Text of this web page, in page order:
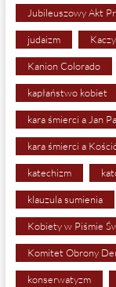
Jubileuszowy Akt
judaizm
Kanion Colorado
kapłaństwo kobiet
kara śmierci a Jan
kara śmierci a
katechizm
klauzula sumienia
Kobiety w Piśmie
Komitet Obrony
konserwatyzm